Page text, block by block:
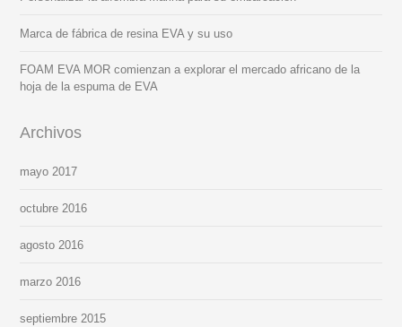
Marca de fábrica de resina EVA y su uso
FOAM EVA MOR comienzan a explorar el mercado africano de la
hoja de la espuma de EVA
Archivos
mayo 2017
octubre 2016
agosto 2016
marzo 2016
septiembre 2015